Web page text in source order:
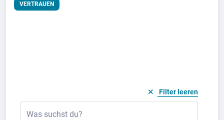
VERTRAUEN
Filter leeren
Was suchst du?